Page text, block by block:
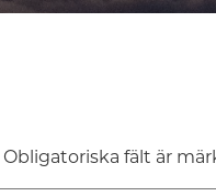
Obligatoriska fält är